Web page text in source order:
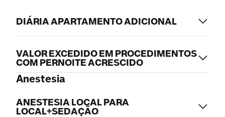
DIÁRIA APARTAMENTO ADICIONAL
VALOR EXCEDIDO EM PROCEDIMENTOS
COM PERNOITE ACRESCIDO
Anestesia
ANESTESIA LOCAL PARA
LOCAL+SEDAÇÃO